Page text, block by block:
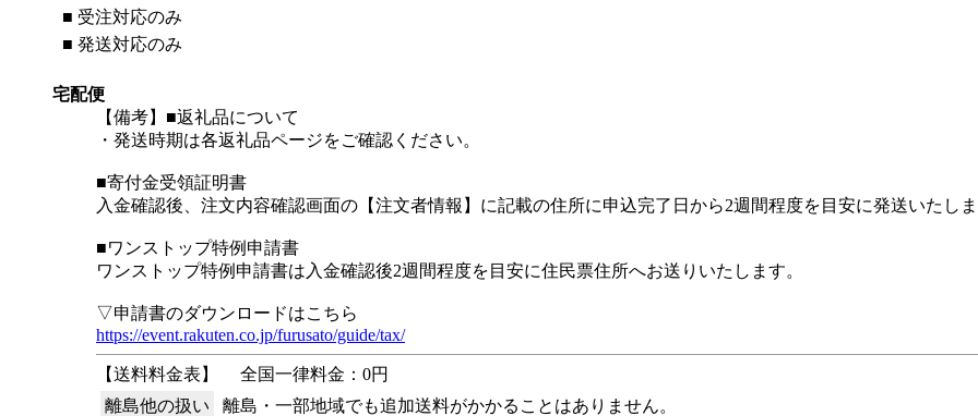
■ 受注対応のみ
■ 発送対応のみ
宅配便
【備考】■返礼品について
・発送時期は各返礼品ページをご確認ください。
■寄付金受領証明書
入金確認後、注文内容確認画面の【注文者情報】に記載の住所に申込完了日から2週間程度を目安に発送いたし
■ワンストップ特例申請書
ワンストップ特例申請書は入金確認後2週間程度を目安に住民票住所へお送りいたします。
▽申請書のダウンロードはこちら
https://event.rakuten.co.jp/furusato/guide/tax/
【送料料金表】
全国一律料金：0円
離島他の扱い
離島・一部地域でも追加送料がかかることはありません。